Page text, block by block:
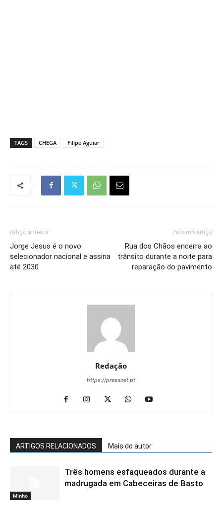
TAGS CHEGA Filipe Aguiar
Artigo anterior
Jorge Jesus é o novo
selecionador nacional e assina
até 2030
Próximo artigo
Rua dos Chãos encerra ao
trânsito durante a noite para
reparação do pavimento
Redação
https://pressnet.pt
ARTIGOS RELACIONADOS Mais do autor
Minho
Três homens esfaqueados durante a
madrugada em Cabeceiras de Basto